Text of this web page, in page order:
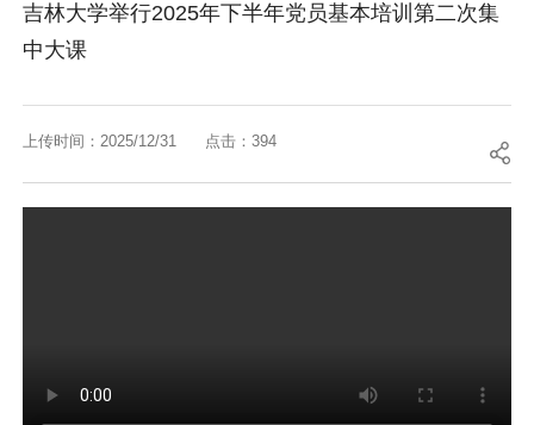
吉林大学举行2025年下半年党员基本培训第二次集
中大课
上传时间：2025/12/31 点击： 394